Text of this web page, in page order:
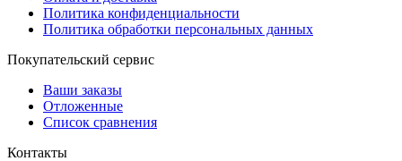
Политика конфиденциальности
Политика обработки персональных данных
Покупательский сервис
Ваши заказы
Отложенные
Список сравнения
Контакты